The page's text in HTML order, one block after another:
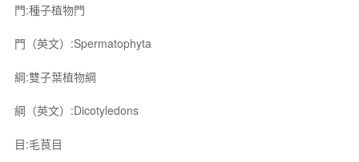
門:種子植物門
門（英文）:Spermatophyta
綱:雙子葉植物綱
綱（英文）:Dicotyledons
目:毛茛目